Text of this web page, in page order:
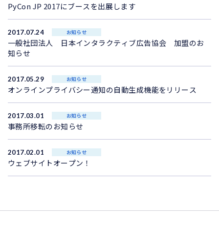
PyCon JP 2017にブースを出展します
2017.07.24 お知らせ
一般社団法人 日本インタラクティブ広告協会 加盟のお
知らせ
2017.05.29 お知らせ
オンラインプライバシー通知の自動生成機能をリリース
2017.03.01 お知らせ
事務所移転のお知らせ
2017.02.01 お知らせ
ウェブサイトオープン！